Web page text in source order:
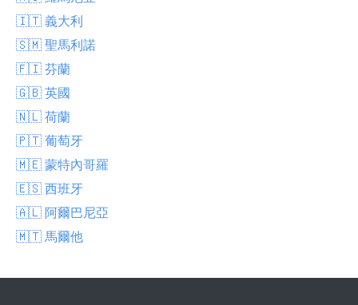
🇮🇹 義大利
🇸🇲 聖馬利諾
🇫🇮 芬蘭
🇬🇧 英國
🇳🇱 荷蘭
🇵🇹 葡萄牙
🇲🇪 蒙特內哥羅
🇪🇸 西班牙
🇦🇱 阿爾巴尼亞
🇲🇹 馬爾他